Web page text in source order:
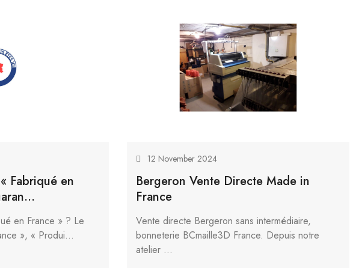
Fabriqué en
en France » ? Le
», « Produi...
12 November 2024
Bergeron Vente Directe Made in
France
Vente directe Bergeron sans intermédiaire,
bonneterie BCmaille3D France. Depuis notre
atelier ...